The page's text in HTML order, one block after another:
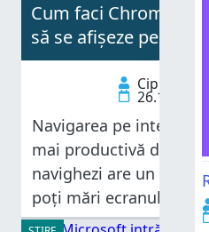
Cum faci Chrome,
să se afișeze pe tot
Ciprian
26.11.2025
Navigarea pe internet
mai productivă dacă
navighezi are un ecran
poți mări ecranul fizic
l folosești, dar poți